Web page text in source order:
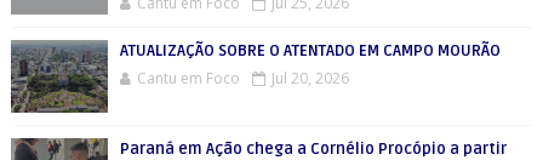
ATUALIZAÇÃO SOBRE O ATENTADO EM CAMPO MOURÃO
Cantu em Foco Jul 20, 2026
Paraná em Ação chega a Cornélio Procópio a partir